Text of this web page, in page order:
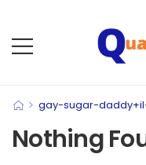
> gay-sugar-
Nothing